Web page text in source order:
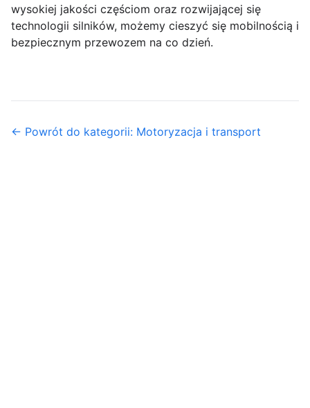
wysokiej jakości częściom oraz rozwijającej się
technologii silników, możemy cieszyć się mobilnością i
bezpiecznym przewozem na co dzień.
← Powrót do kategorii: Motoryzacja i transport